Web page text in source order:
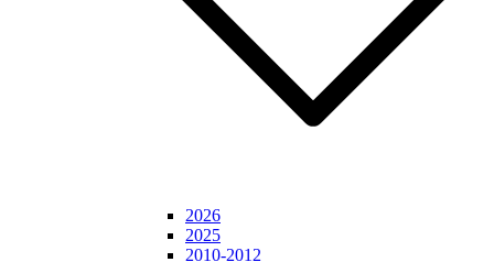
2026
2025
2010-2012